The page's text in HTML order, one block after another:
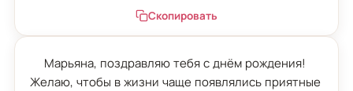
Скопировать
Марьяна, поздравляю тебя с днём рождения!
Желаю, чтобы в жизни чаще появлялись приятные